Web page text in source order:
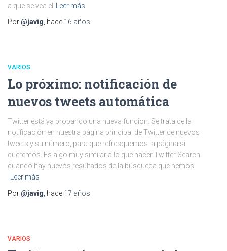
a que se vea el
Leer más
Por@javig , hace 16 años
VARIOS
Lo próximo: notificación de
nuevos tweets automática
Twitter está ya probando una nueva función. Se trata de la
notificación en nuestra página principal de Twitter de nuevos
tweets y su número, para que refresquemos la página si
queremos. Es algo muy similar a lo que hacer Twitter Search
cuando hay nuevos resultados de la búsqueda que hemos
Leer más
Por@javig , hace 17 años
VARIOS